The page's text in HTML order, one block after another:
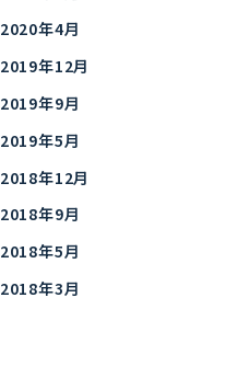
2020年4月
2019年12月
2019年9月
2019年5月
2018年12月
2018年9月
2018年5月
2018年3月